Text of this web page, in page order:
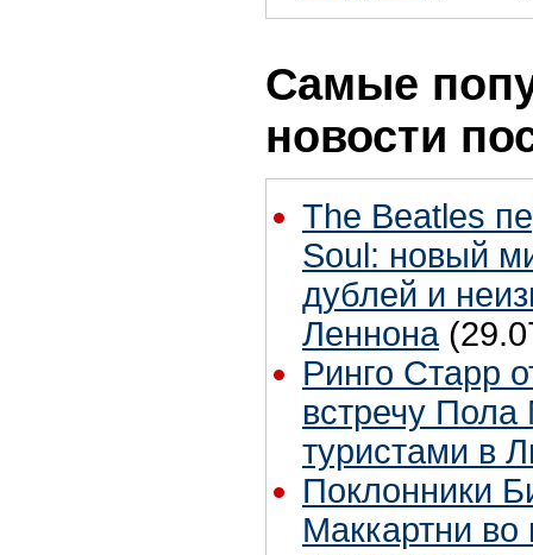
Самые
новости
The Beatles
Soul: новый
дублей и
Леннона
Ринго Старр
встречу Пола
туристами в
Поклонники
Маккартни во